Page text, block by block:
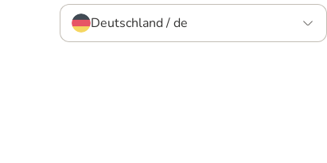
Deutschland / de